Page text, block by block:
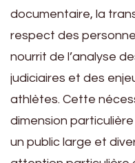
documentaire, la
respect des
nourrit de l’analyse
judiciaires et des
athlètes. Cette
dimension
un public large et